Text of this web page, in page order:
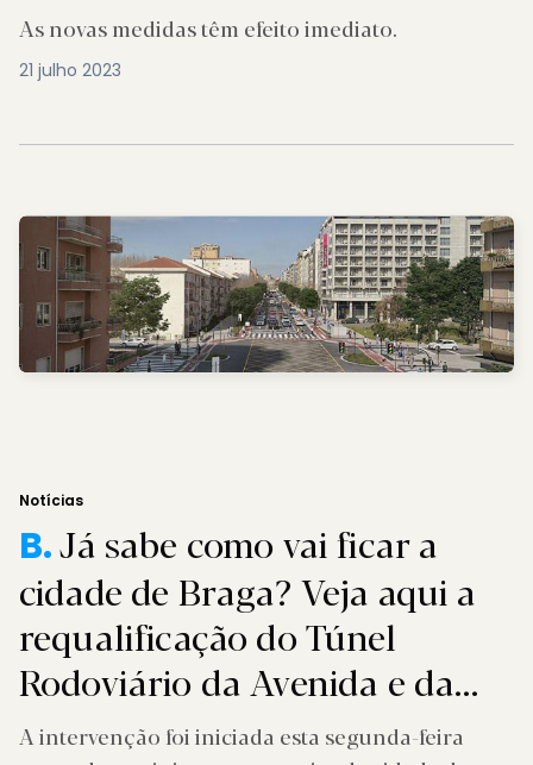
As novas medidas têm efeito imediato.
21 julho 2023
Notícias
B.Já sabe como vai ficar a
cidade de Braga? Veja aqui a
requalificação do Túnel
Rodoviário da Avenida e da
Avenida da Liberdade
A intervenção foi iniciada esta segunda-feira